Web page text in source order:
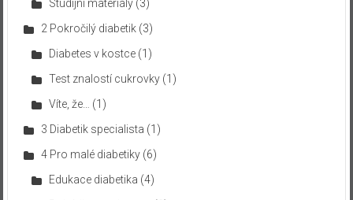
Studijní materiály(3)
2 Pokročilý diabetik(3)
Diabetes v kostce(1)
Test znalostí cukrovky(1)
Víte, že… (1)
3 Diabetik specialista (1)
4 Pro malé diabetiky(6)
Edukace diabetika (4)